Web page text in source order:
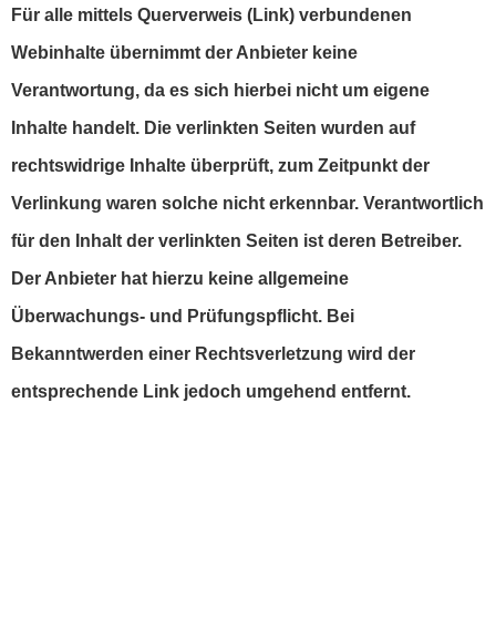
Für alle mittels Querverweis (Link) verbundenen
Webinhalte übernimmt der Anbieter keine
Verantwortung, da es sich hierbei nicht um eigene
Inhalte handelt. Die verlinkten Seiten wurden auf
rechtswidrige Inhalte überprüft, zum Zeitpunkt der
Verlinkung waren solche nicht erkennbar. Verantwortlich
für den Inhalt der verlinkten Seiten ist deren Betreiber.
Der Anbieter hat hierzu keine allgemeine
Überwachungs- und Prüfungspflicht. Bei
Bekanntwerden einer Rechtsverletzung wird der
entsprechende Link jedoch umgehend entfernt.